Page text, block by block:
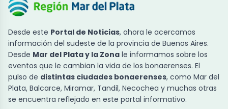
Desde este Portal de Noticias, ahora le acercamos
información del sudeste de la provincia de Buenos Aires.
Desde Mar del Plata y la Zona le informamos sobre los
eventos que le cambian la vida de los bonaerenses. El
pulso de distintas ciudades bonaerenses, como Mar del
Plata, Balcarce, Miramar, Tandil, Necochea y muchas otras
se encuentra reflejado en este portal informativo.